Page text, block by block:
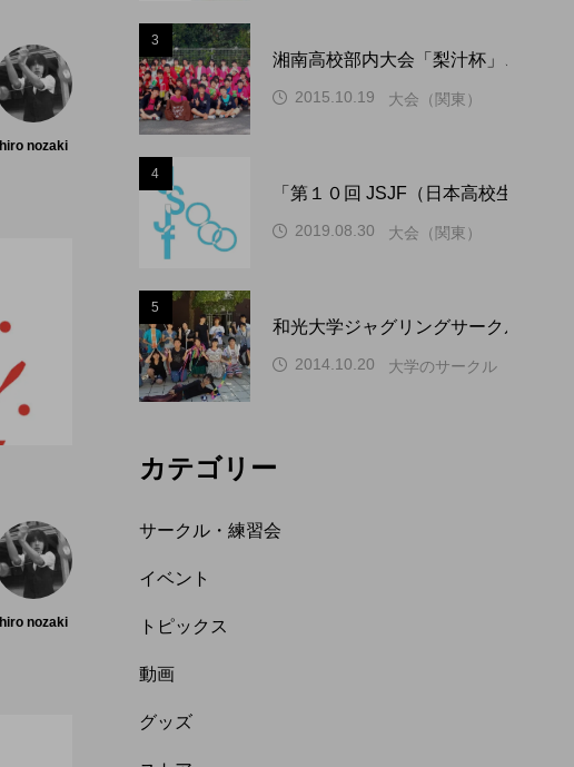
hiro nozaki
hiro nozaki
3
湘南高校部内大会「梨汁杯」、１０
2015.10.19 大会（関東）
4
「第１０回 JSJF（日本高校生ジャ
2019.08.30 大会（関東）
5
和光大学ジャグリングサークル WAP
2014.10.20 大学のサークル（関東）
カテゴリー
サークル・練習会
イベント
トピックス
動画
グッズ